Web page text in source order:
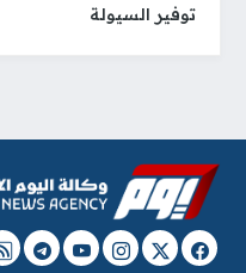
توفير السيولة